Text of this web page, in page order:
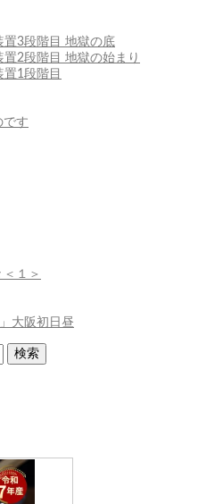
3段階目 地獄の底
2段階目 地獄の始まり
1段階目
です
１＞
大阪初日昼
検索